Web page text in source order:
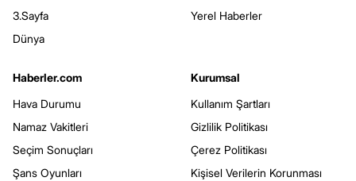
3.Sayfa
Dünya
Yerel Haberler
Haberler.com
Hava Durumu
Namaz Vakitleri
Seçim Sonuçları
Şans Oyunları
Kurumsal
Kullanım Şartları
Gizlilik Politikası
Çerez Politikası
Kişisel Verilerin Korunması